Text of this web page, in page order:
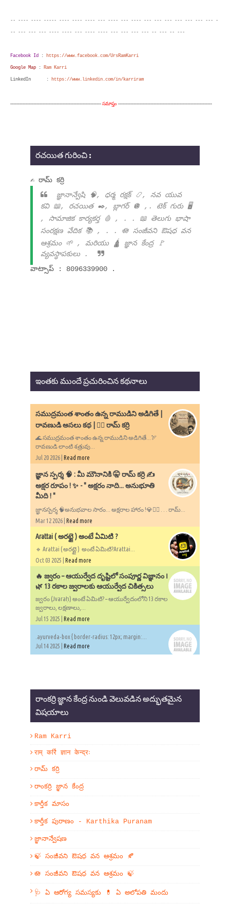
-- ---- ---- ----- ---- ---- ---- --- ---- --- ---- --- --- --- --- --- --- --- -
-- --- --- --- ---- ---- --- ---- ---- --- --- --- --- -- --- -- ---
Facebook Id : https://www.facebook.com/UrsRamKarri
Google Map : Ram Karri
LinkedIn : https://www.linkedin.com/in/karriram
----------------------------------------------------------- సమాప్తం -------------------------------------------------------------
రచయిత గురించి :
✍ రామ్ కర్రి
జ్ఞానాన్వేషి 🧠, ధర్మ రక్షక్ 📿, నవ యువ
కవి 📖, రచయిత ✒️, బ్లాగర్ 🪩 ,. టెక్ గురు 🖥️
, సామాజిక కార్యకర్త 🩸 , . . 📖 తెలుగు భాషా
సంరక్షణ వేదిక 📚 , . . 🪷 సంజీవని ఔషధ వన
ఆశ్రమం 🌱 , మరియు 🛕 జ్ఞాన కేంద్ర 🚩
వ్యవస్థాపకులు .
వాట్సాప్ : 8096339900 .
ఇంతకు ముందే ప్రచురించిన కథనాలు
సముద్రమంత శాంతం ఉన్న రాముడిని అడిగితే |
రావణుడి అసలు కథ | ✍🏻 రామ్ కర్రి
🌊 సముద్రమంత శాంతం ఉన్న రాముడిని అడిగితే...🏹
రావణుడి లాంటి శత్రువు...
Jul 20 2026 | Read more
​జ్ఞాన స్పర్శ 🧠 : మీ మౌనానికి 🤫 రామ్ కర్రి ✍️
అక్షర రూపం ! ✨ - ​" అక్షరం నాది... అనుభూతి
మీది ! "
జ్ఞానస్పర్శ 🧠అనుభవాల సారం... అక్షరాల హారం !💎✍🏻 . . . రామ్...
Mar 12 2026 | Read more
Arattai ( అరట్టై ) అంటే ఏమిటి ?
🔹 Arattai ( అరట్టై ) అంటే ఏమిటి?Arattai...
Oct 03 2025 | Read more
🔥 జ్వరం – ఆయుర్వేద దృష్టిలో సంపూర్ణ విజ్ఞానం ౹
🌿 13 రకాల జ్వరాలకు ఆయుర్వేద చికిత్సలు
జ్వరం (Jvaraḥ) అంటే ఏమిటి? – ఆయుర్వేదంలోని 13 రకాల
జ్వరాలు, లక్షణాలు,...
Jul 15 2025 | Read more
.ayurveda-box { border-radius: 12px; margin:...
Jul 14 2025 | Read more
రాంకర్రి జ్ఞాన కేంద్ర నుండి వెలువడిన అద్భుతమైన
విషయాలు
Ram Karri
राम् कर्रि ज्ञान केन्द्रः
రామ్ కర్రి
రాంకర్రి జ్ఞాన కేంద్ర
కార్తీక మాసం
కార్తీక పురాణం - Karthika Puranam
జ్ఞానాన్వేషణ
🍃 సంజీవని ఔషధ వన ఆశ్రమం 🍂
🪷 సంజీవని ఔషధ వన ఆశ్రమం 🍃
🩺 ఏ ఆరోగ్య సమస్యకు 💊 ఏ అలోపతి మందు